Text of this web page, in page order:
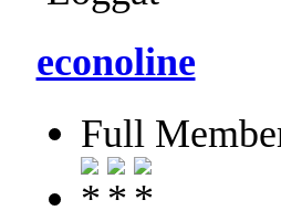
econoline
Full